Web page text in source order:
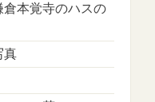
倉本覚寺のハスの
真